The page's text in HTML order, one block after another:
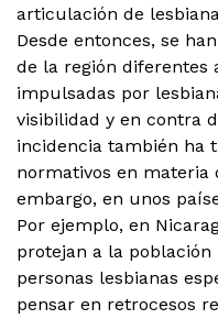
articulación de
Desde entonces, se
de la región diferentes
impulsadas por
visibilidad y en contra
incidencia también ha
normativos en materia
embargo, en unos
Por ejemplo, en
protejan a la población
personas lesbianas
pensar en retrocesos